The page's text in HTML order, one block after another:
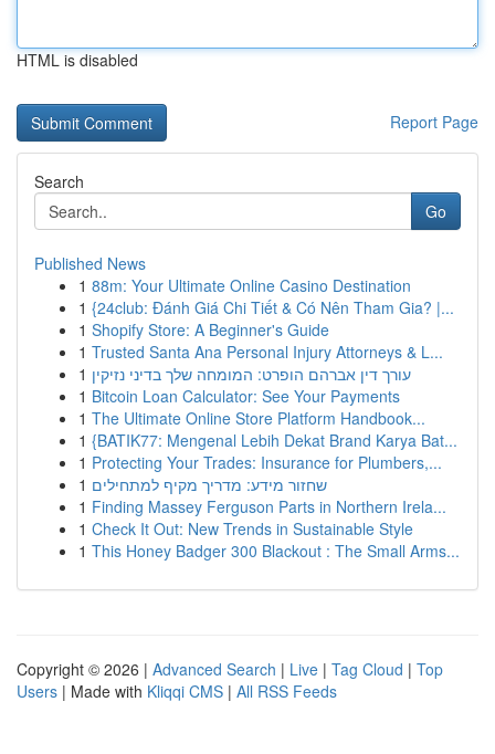
HTML is disabled
Report Page
Search
Go
Published News
1 88m: Your Ultimate Online Casino Destination
1 {24club: Đánh Giá Chi Tiết & Có Nên Tham Gia? |...
1 Shopify Store: A Beginner's Guide
1 Trusted Santa Ana Personal Injury Attorneys & L...
1 עורך דין אברהם הופרט: המומחה שלך בדיני נזיקין
1 Bitcoin Loan Calculator: See Your Payments
1 The Ultimate Online Store Platform Handbook...
1 {BATIK77: Mengenal Lebih Dekat Brand Karya Bat...
1 Protecting Your Trades: Insurance for Plumbers,...
1 שחזור מידע: מדריך מקיף למתחילים
1 Finding Massey Ferguson Parts in Northern Irela...
1 Check It Out: New Trends in Sustainable Style
1 This Honey Badger 300 Blackout : The Small Arms...
Copyright © 2026 | Advanced Search | Live | Tag Cloud | Top
Users | Made with Kliqqi CMS | All RSS Feeds